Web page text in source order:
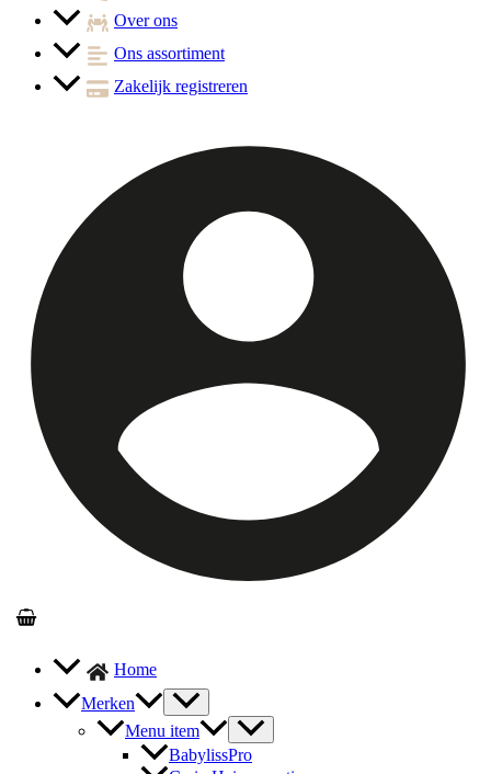
Over ons
Ons assortiment
Zakelijk registreren
Home
Merken
Menu item
BabylissPro